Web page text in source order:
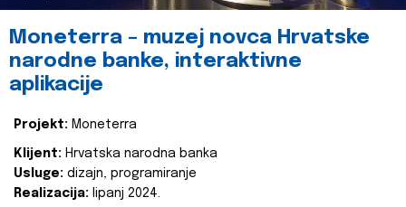
Moneterra – muzej novca Hrvatske
narodne banke, interaktivne
aplikacije
Projekt: Moneterra
Klijent: Hrvatska narodna banka
Usluge: dizajn, programiranje
Realizacija: lipanj 2024.